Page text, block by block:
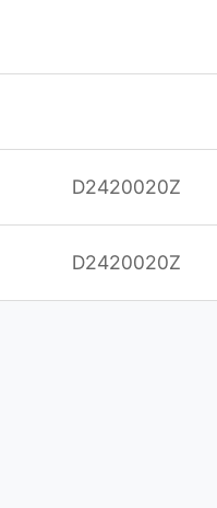
D2420020Z
D2420020Z